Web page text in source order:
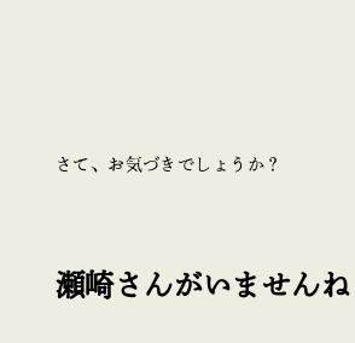
さて、お気づきでしょうか？
瀬崎さんがいませんね